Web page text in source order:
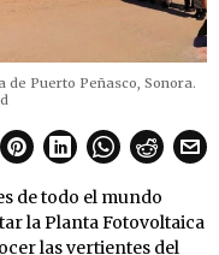
Puerto Peñasco, Sonora.
de todo el mundo
la Planta Fotovoltaica
las vertientes del